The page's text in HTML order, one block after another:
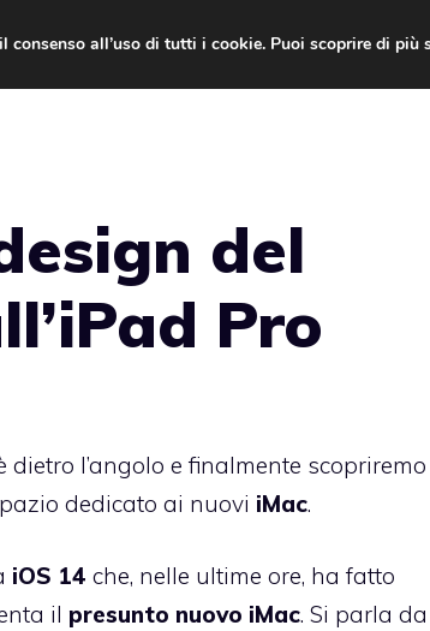
del
Pro
dietro l’angolo e finalmente
dedicato ai nuovi iMac.
iOS 14 che, nelle ultime ore, ha fatto
il presunto nuovo iMac. Si parla
all’uso di tutti i cookie. Puoi scoprire di